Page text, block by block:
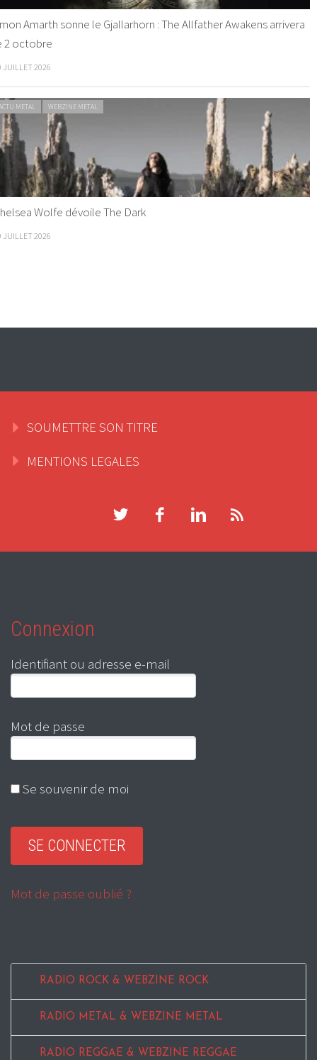
Amarth sonne le Gjallarhorn : The Allfather Awakens arrivera
2 octobre
JUILLET 2026
METAL WEBZINE METAL
Wolfe dévoile The Dark
JUILLET 2026
SOUMETTRE SON TITRE
MENTIONS LEGALES
Connexion
Identifiant ou adresse e-mail
Mot de passe
Se souvenir de moi
Mot de passe oublié ?
RADIO ROCK & WEBZINE ROCK
RADIO METAL & WEBZINE METAL
RADIO REGGAE & WEBZINE REGGAE